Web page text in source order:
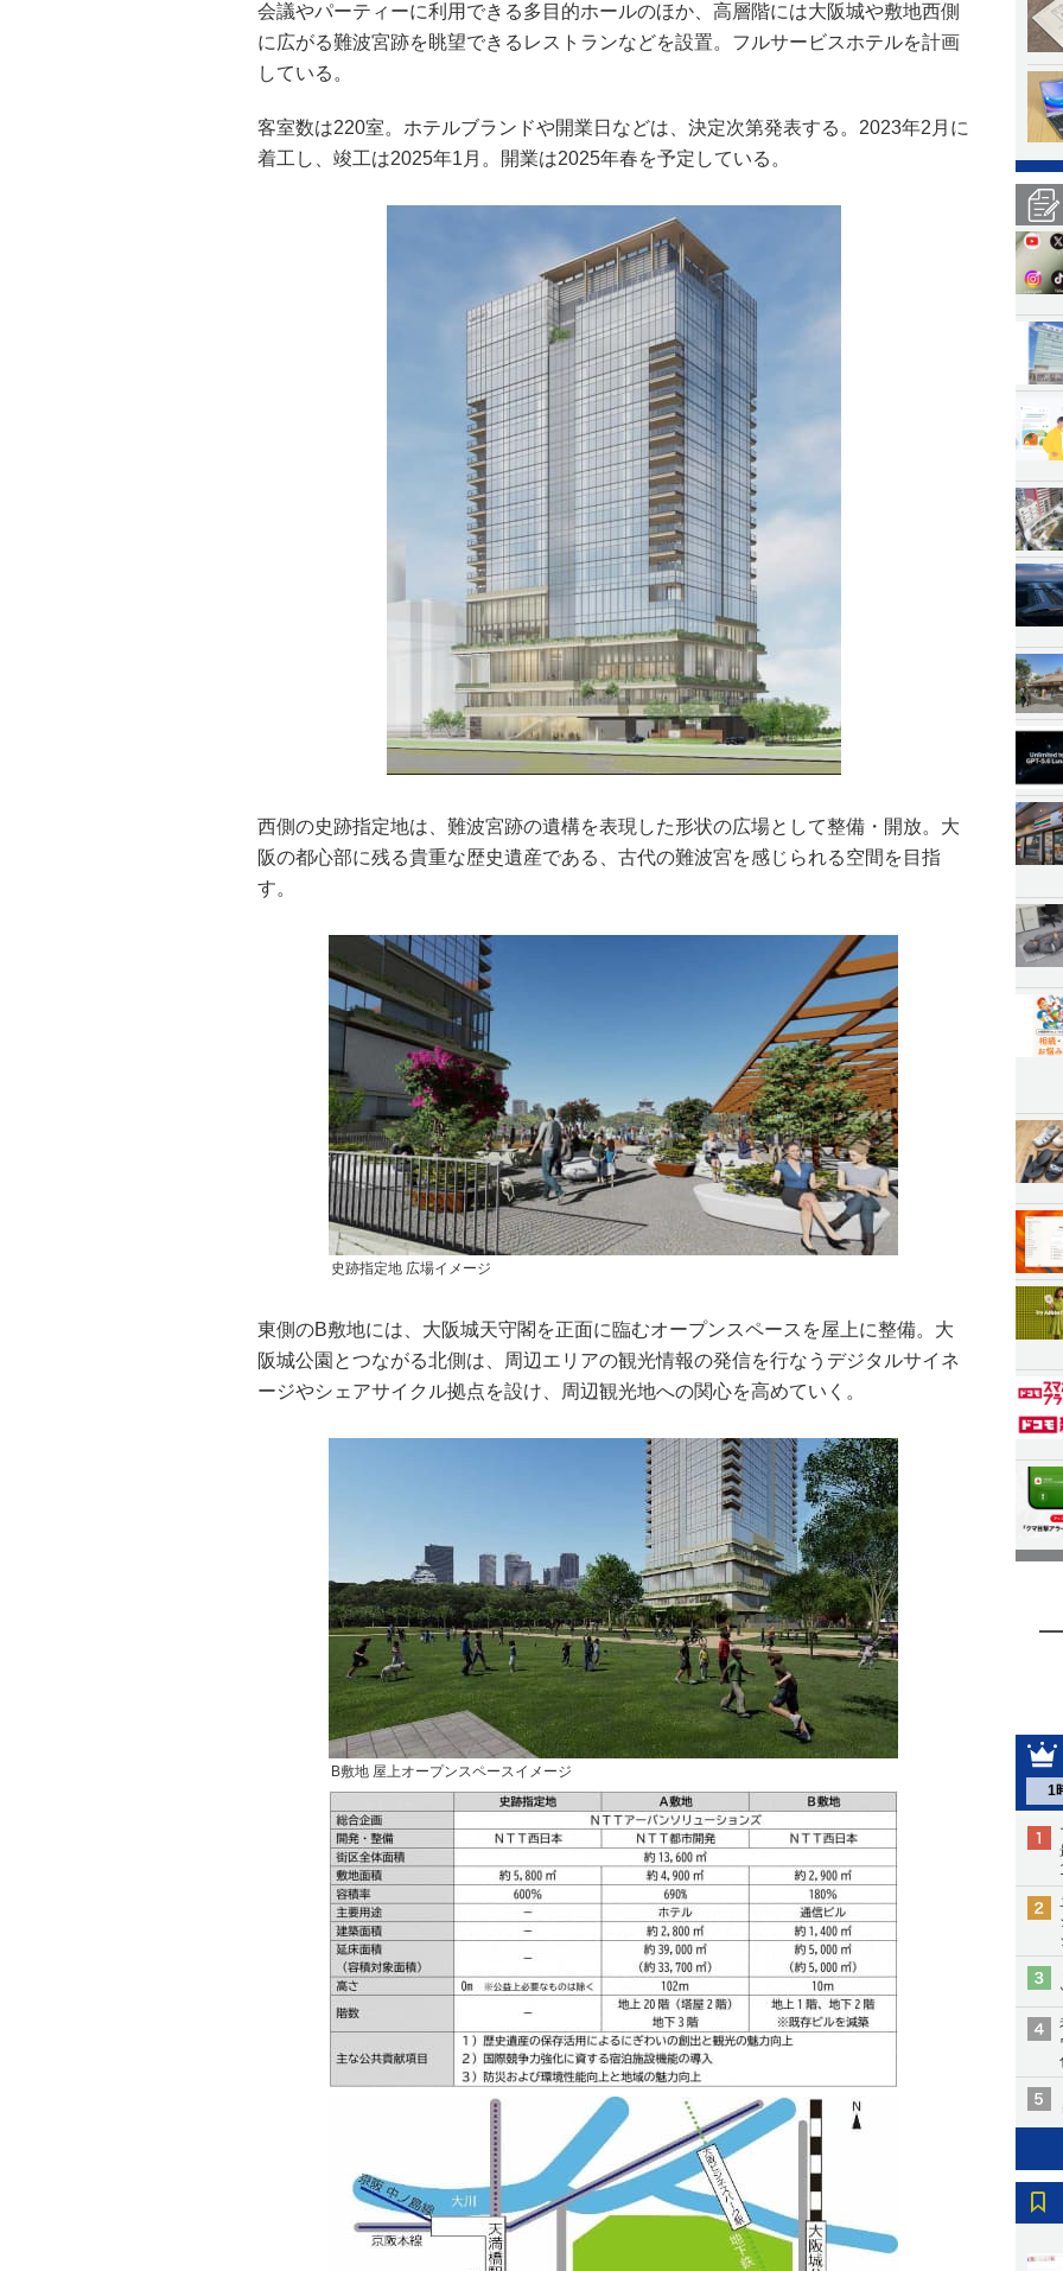
1
会議やパーティーに利用できる多目的ホールのほか、高層階には大阪城や敷地西側
に広がる難波宮跡を眺望できるレストランなどを設置。フルサービスホテルを計画
している。
客室数は220室。ホテルブランドや開業日などは、決定次第発表する。2023年2月に
着工し、竣工は2025年1月。開業は2025年春を予定している。
西側の史跡指定地は、難波宮跡の遺構を表現した形状の広場として整備・開放。大
阪の都心部に残る貴重な歴史遺産である、古代の難波宮を感じられる空間を目指
す。
史跡指定地 広場イメージ
東側のB敷地には、大阪城天守閣を正面に臨むオープンスペースを屋上に整備。大
阪城公園とつながる北側は、周辺エリアの観光情報の発信を行なうデジタルサイネ
ージやシェアサイクル拠点を設け、周辺観光地への関心を高めていく。
B敷地 屋上オープンスペースイメージ